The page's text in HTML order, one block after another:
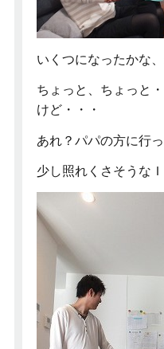
いくつになったかな
ちょっと、ちょっと
けど・・・
あれ？パパの方に行
少し照れくさそうなＩ